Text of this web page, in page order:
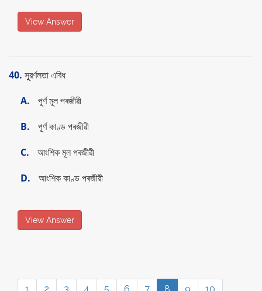
View Answer
40. সূুৱৰ্ণলতা এবিধ
A.
পূৰ্ণ মূল পৰজীৱী
B.
পূৰ্ণ কাণ্ড পৰজীৱী
C.
আংশিক মূল পৰজীৱী
D.
আংশিক কাণ্ড পৰজীৱী
View Answer